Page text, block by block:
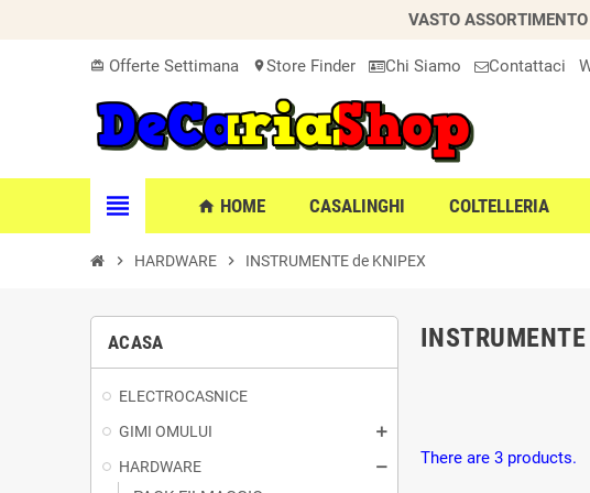
VASTO
card_giftcard Offerte Settimana location_onStore Finder Chi Siamo Contattaci
view_headline home HOME CASALINGHI COLTELLERIA
chevron_right HARDWARE chevron_right INSTRUMENTE de KNIPEX
ACASA
ELECTROCASNICE
GIMI OMULUI
HARDWARE
There are 3 products.